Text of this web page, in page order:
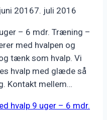
20167. juli 2016
– 6 mdr. Træning –
med hvalpen og
tænk som hvalp. Vi
hvalp med glæde så
Kontakt mellem…
hvalp 9 uger – 6 mdr.